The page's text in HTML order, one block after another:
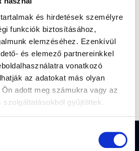
és hirdetések személyre
funkciók biztosításához,
elemzéséhez. Ezenkívül
és elemező partnereinkkel
vonatkozó
az adatokat más olyan
adott meg számukra vagy az
szolgáltatásokból gyűjtöttek.